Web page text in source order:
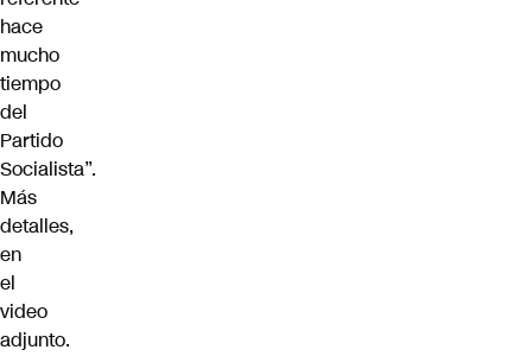
hace
mucho
tiempo
del
Partido
Socialista”.
Más
detalles,
en
el
video
adjunto.